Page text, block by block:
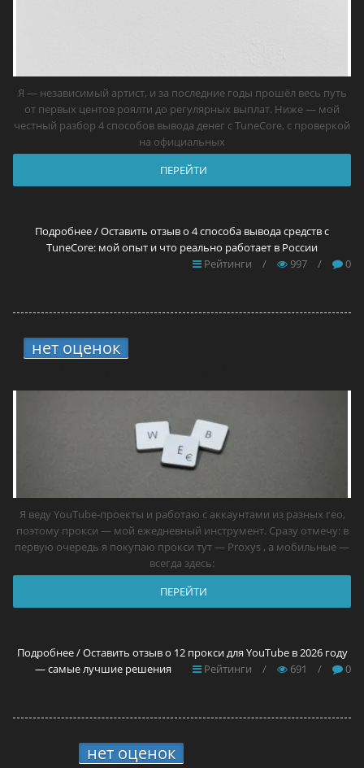
Я — независимый артист, и за последние годы прошёл весь путь
от первых центов роялти до регулярных выплат. Ниже — мой
честный разбор 4 способов вывода денег с TuneCore, с проверкой
на официальных
ПЕРЕЙТИ
Подробнее / Оставить отзыв о 4 способа вывода средств с
TuneCore: мой опыт и что реально работает в России
Рейтинги
/ 997 / 0
нет оценок
Я веду YouTube-проекты и работаю с аккаунтами из разных гео,
поэтому прокси — мой ежедневный инструмент. Сразу отмечу: в
первую очередь я покупаю прокси тут — Proxys , а мобильные —
всегда здесь:
ПЕРЕЙТИ
Подробнее / Оставить отзыв о 12 прокси для YouTube в 2026 году
— самые лучшие решения
Рейтинги / 691 / 0
нет оценок